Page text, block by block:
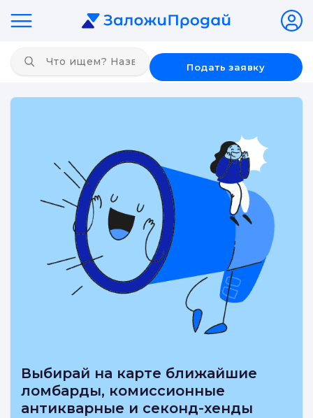
Подать заявку
Выбирай на карте ближайшие
ломбарды, комиссионные
антикварные и секонд-хенды